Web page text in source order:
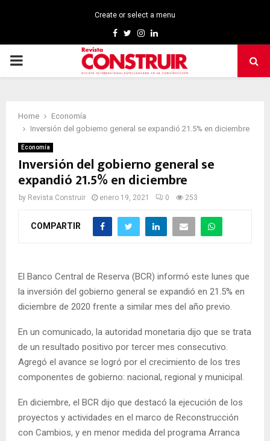
Create or select a menu
Facebook
TwitterInstagram
Linkedin
PRIMARY
Home
Economía
Inversión del gobierno general se expandió 21.5% en diciembre
Economía
Inversión del gobierno general se
expandió 21.5% en diciembre
by Revista Construir enero 19, 2021 0 253
COMPARTIR
El Banco Central de Reserva (BCR) informó este lunes que
la inversión del gobierno general se expandió en 21.5% en
diciembre de 2020 frente a similar mes del año previo.
En un comunicado, la autoridad monetaria dijo que se trata
de un resultado positivo por tercer mes consecutivo.
Agregó el avance se logró por el crecimiento de los tres
componentes de gobierno: nacional, regional y municipal.
En diciembre, el BCR dijo que destacó la ejecución de los
proyectos y actividades en el marco de Reconstrucción
con Cambios, y en menor medida del programa Arranca